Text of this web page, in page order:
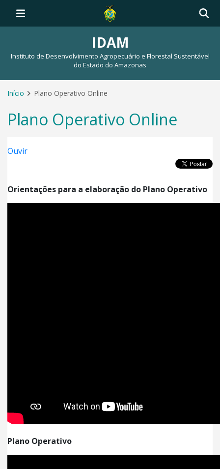
IDAM
Instituto de Desenvolvimento Agropecuário e Florestal Sustentável
do Estado do Amazonas
Início Plano Operativo Online
Plano Operativo Online
Ouvir
Orientações para a elaboração do Plano Operativo
Plano Operativo